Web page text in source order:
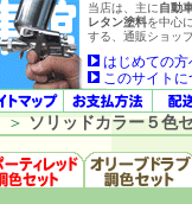
当店は、主に自動
レタン塗料を中心
する、通販ショップ
はじめての方
このサイトに
＞ ソリッドカラー５色